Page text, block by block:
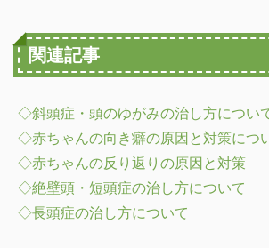
関連記事
◇斜頭症・頭のゆがみの治し方につい
◇赤ちゃんの向き癖の原因と対策につ
◇赤ちゃんの反り返りの原因と対策
◇絶壁頭・短頭症の治し方について
◇長頭症の治し方について